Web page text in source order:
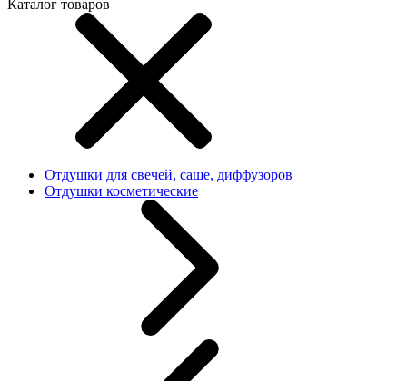
Каталог товаров
Отдушки для свечей, саше, диффузоров
Отдушки косметические